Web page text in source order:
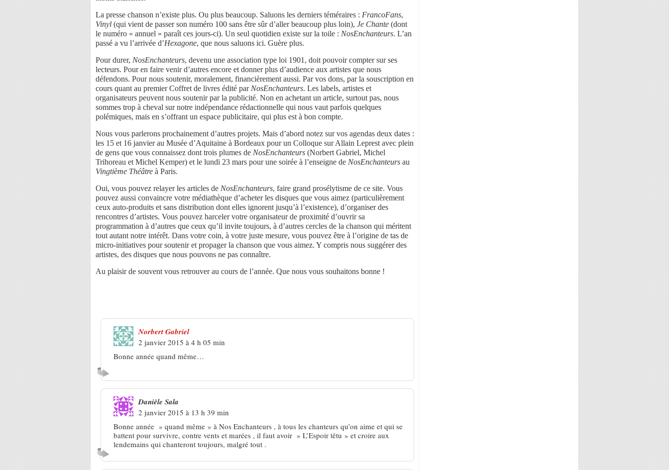
La presse chanson n’existe plus. Ou plus beaucoup. Saluons les derniers téméraires : FrancoFans,
Vinyl (qui vient de passer son numéro 100 sans être sûr d’aller beaucoup plus loin), Je Chante (dont
le numéro « annuel » paraît ces jours-ci). Un seul quotidien existe sur la toile : NosEnchanteurs. L’an
passé a vu l’arrivée d’Hexagone, que nous saluons ici. Guère plus.
Pour durer, NosEnchanteurs, devenu une association type loi 1901, doit pouvoir compter sur ses
lecteurs. Pour en faire venir d’autres encore et donner plus d’audience aux artistes que nous
défendons. Pour nous soutenir, moralement, financièrement aussi. Par vos dons, par la souscription en
cours quant au premier Coffret de livres édité par NosEnchanteurs. Les labels, artistes et
organisateurs peuvent nous soutenir par la publicité. Non en achetant un article, surtout pas, nous
sommes trop à cheval sur notre indépendance rédactionnelle qui nous vaut parfois quelques
polémiques, mais en s’offrant un espace publicitaire, qui plus est à bon compte.
Nous vous parlerons prochainement d’autres projets. Mais d’abord notez sur vos agendas deux dates :
les 15 et 16 janvier au Musée d’Aquitaine à Bordeaux pour un Colloque sur Allain Leprest avec plein
de gens que vous connaissez dont trois plumes de NosEnchanteurs (Norbert Gabriel, Michel
Trihoreau et Michel Kemper) et le lundi 23 mars pour une soirée à l’enseigne de NosEnchanteurs au
Vingtième Théâtre à Paris.
Oui, vous pouvez relayer les articles de NosEnchanteurs, faire grand prosélytisme de ce site. Vous
pouvez aussi convaincre votre médiathèque d’acheter les disques que vous aimez (particulièrement
ceux auto-produits et sans distribution dont elles ignorent jusqu’à l’existence), d’organiser des
rencontres d’artistes. Vous pouvez harceler votre organisateur de proximité d’ouvrir sa
programmation à d’autres que ceux qu’il invite toujours, à d’autres cercles de la chanson qui méritent
tout autant notre intérêt. Dans votre coin, à votre juste mesure, vous pouvez être à l’origine de tas de
micro-initiatives pour soutenir et propager la chanson que vous aimez. Y compris nous suggérer des
artistes, des disques que nous pouvons ne pas connaître.
Au plaisir de souvent vous retrouver au cours de l’année. Que nous vous souhaitons bonne !
Norbert Gabriel
2 janvier 2015 à 4 h 05 min
Bonne année quand même…
Danièle Sala
2 janvier 2015 à 13 h 39 min
Bonne année » quand même » à Nos Enchanteurs , à tous les chanteurs qu’on aime et qui se
battent pour survivre, contre vents et marées , il faut avoir » L’Espoir têtu » et croire aux
lendemains qui chanteront toujours, malgré tout .